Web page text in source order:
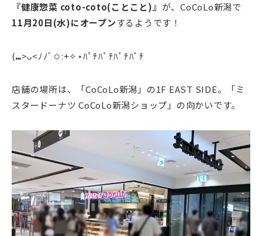
『健康惣菜 coto-coto(ことこと)』 が、CoCoLo新潟で
11月20日(水)にオープンするようです！
(⑉>ᴗ<ﾉﾉﾞ✩:+✧︎⋆ﾊﾟﾁﾊﾟﾁﾊﾟﾁﾊﾟﾁ
店舗の場所は、「CoCoLo新潟」の1F EAST SIDE。「ミ
スタードーナツ CoCoLo新潟ショップ」の向かいです。